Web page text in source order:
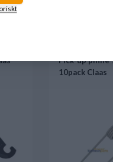
av dessa
Pick-up pinne
10pack Claas